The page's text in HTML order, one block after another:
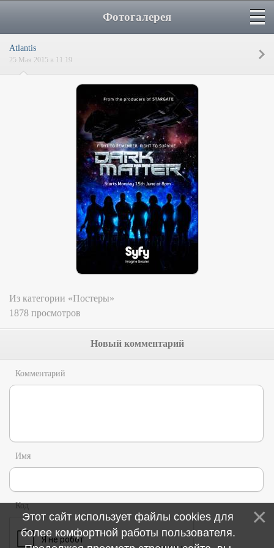
Фотогалерея
Atlantis
25 Мая 2015 в 11:19
Из категории «Постеры»
1878 просмотров
Новый комментарий
Комментарий
Имя
Код
Этот сайт использует файлы cookies для
более комфортной работы пользователя.